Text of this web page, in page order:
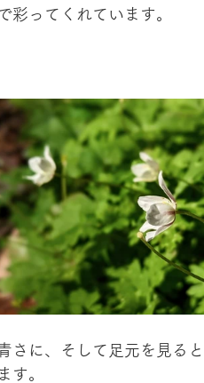
彩ってくれています。
さに、そして足元を見ると
す。